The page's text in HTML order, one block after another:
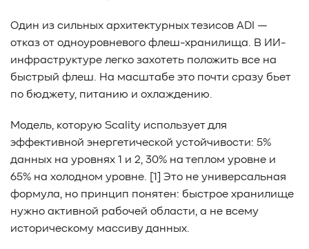
Один из сильных архитектурных тезисов ADI —
отказ от одноуровневого флеш-хранилища. В ИИ-
инфраструктуре легко захотеть положить все на
быстрый флеш. На масштабе это почти сразу бьет
по бюджету, питанию и охлаждению.
Модель, которую Scality использует для
эффективной энергетической устойчивости: 5%
данных на уровнях 1 и 2, 30% на теплом уровне и
65% на холодном уровне. [1] Это не универсальная
формула, но принцип понятен: быстрое хранилище
нужно активной рабочей области, а не всему
историческому массиву данных.